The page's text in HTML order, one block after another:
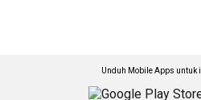
Unduh Mobile Apps untuk